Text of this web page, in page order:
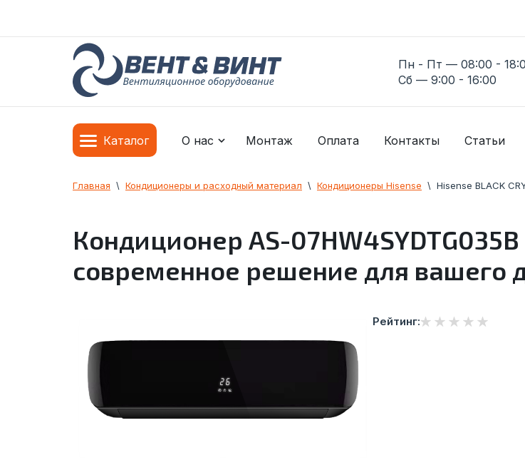
Пн - Пт — 08:00 -
Сб — 9:00 - 16:00
Каталог О нас Оплата
Монтаж Контакты Статьи
Главная
  \
Кондиционеры и расходный материал
  \
Кондиционеры Hisense
  \
Hisense BLACK
Кондиционер AS-07HW4SYDTG035В
современное решение для вашего
Рейтинг: